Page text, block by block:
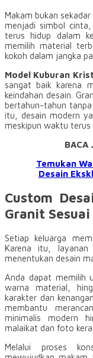
Makam bukan
menjadi simbol
terus hidup dalam
memilih material
kokoh dalam jangka
Model Kuburan
sangat baik karena
keindahan desain.
bertahun-tahun
itu, desain modern
meskipun waktu terus
BACA
Temukan
Desain
Custom
Granit
Setiap keluarga
Karena itu, layanan
menentukan desain
Anda dapat memilih
warna material,
karakter dan
membantu
minimalis modern
malaikat dan foto
Melalui proses